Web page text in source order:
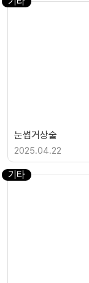
눈썹거상술
2025.04.22
기타